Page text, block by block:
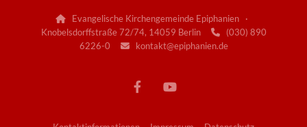
Evangelische Kirchengemeinde Epiphanien ·
Knobelsdorffstraße 72/74, 14059 Berlin
(030) 890
6226-0
kontakt@epiphanien.de